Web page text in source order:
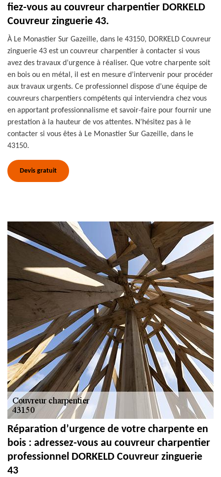
fiez-vous au couvreur charpentier DORKELD
Couvreur zinguerie 43.
À Le Monastier Sur Gazeille, dans le 43150, DORKELD Couvreur
zinguerie 43 est un couvreur charpentier à contacter si vous
avez des travaux d’urgence à réaliser. Que votre charpente soit
en bois ou en métal, il est en mesure d’intervenir pour procéder
aux travaux urgents. Ce professionnel dispose d’une équipe de
couvreurs charpentiers compétents qui interviendra chez vous
en apportant professionnalisme et savoir-faire pour fournir une
prestation à la hauteur de vos attentes. N’hésitez pas à le
contacter si vous êtes à Le Monastier Sur Gazeille, dans le
43150.
Devis gratuit
Réparation d’urgence de votre charpente en
bois : adressez-vous au couvreur charpentier
professionnel DORKELD Couvreur zinguerie
43